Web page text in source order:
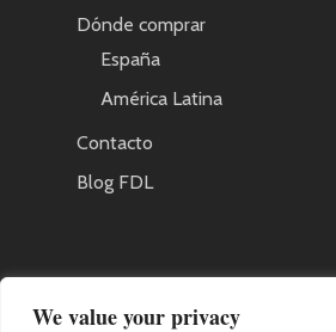
We value your privacy
Dónde comprar
España
América Latina
Contacto
Blog FDL